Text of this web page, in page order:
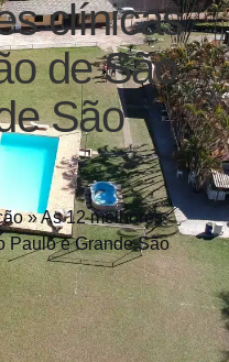
clínicas
de São
São
»As 12 melhores
Paulo e Grande São